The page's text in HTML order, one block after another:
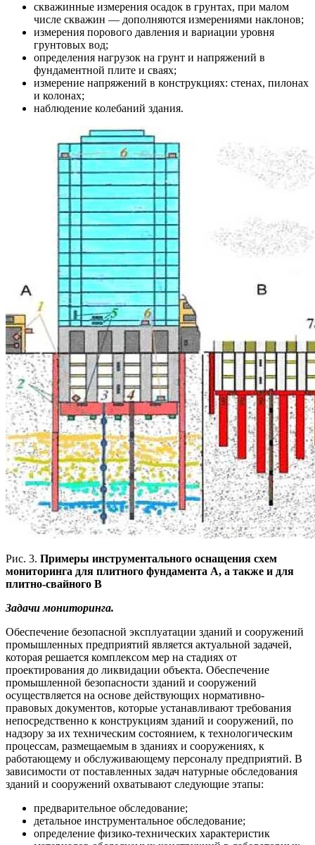
скважинные измерения осадок в грунтах, при малом
числе скважин — дополняются измерениями наклонов;
измерения порового давления и вариации уровня
грунтовых вод;
определения нагрузок на грунт и напряжений в
фундаментной плите и сваях;
измерение напряжений в конструкциях: стенах, пилонах
и колонах;
наблюдение колебаний здания.
Рис. 3. Примеры инструментального оснащения схем
мониторинга для плитного фундамента А, а также и для
плитно-свайного В
Задачи мониторинга.
Обеспечение безопасной эксплуатации зданий и сооружений
промышленных предприятий является актуальной задачей,
которая решается комплексом мер на стадиях от
проектирования до ликвидации объекта. Обеспечение
промышленной безопасности зданий и сооружений
осуществляется на основе действующих нормативно-
правовых документов, которые устанавливают требования
непосредственно к конструкциям зданий и сооружений, по
надзору за их техническим состоянием, к технологическим
процессам, размещаемым в зданиях и сооружениях, к
работающему и обслуживающему персоналу предприятий. В
зависимости от поставленных задач натурные обследования
зданий и сооружений охватывают следующие этапы:
предварительное обследование;
детальное инструментальное обследование;
определение физико-технических характеристик